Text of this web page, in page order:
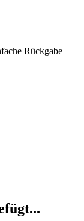
Rückgabe